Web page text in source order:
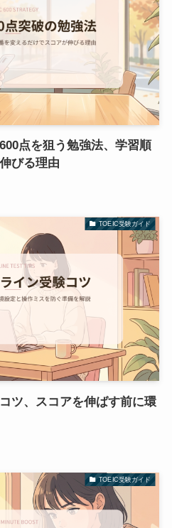
点を狙う勉強法、学習順
びる理由
TOEIC受験ガイド
ツ、スコアを伸ばす前に環
TOEIC受験ガイド